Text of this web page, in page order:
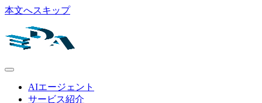
本文へスキップ
AIエージェント
サービス紹介